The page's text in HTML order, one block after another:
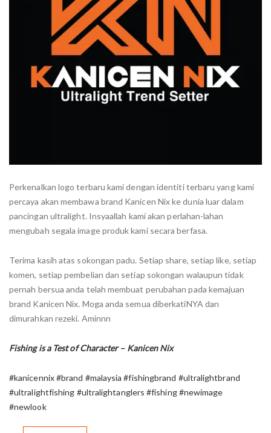
Perkenalkan logo terbaru kami dengan identiti terbaru yang kami
percaya akan membawa brand Kanicen Nix ke dunia luar dalam
pancingan ultralight. Insyaallah kami akan perlahan-lahan
mengubah segala image produk kami secara berfasa.
Terima kasih atas sokongan padu. Setiap share, setiap like, setiap
komen, setiap pembelian dan setiap sokongan walaupun tidak
pernah bersua anda telah membuat perubahan pada kemajuan
brand Kanicen Nix. Moga anda semua diberkatiNYA dan
dimurahkan rezeki. Aminnn
Fishing is a Test of Character – Kanicen Nix
#kanicennix#brand #malaysia #fishingbrand #ultralightbrand
#ultralightfishing #ultralightanglers #fishing#newimage
#newlook